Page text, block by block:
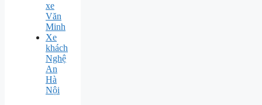
xe
Văn
Minh
Xe
khách
Nghệ
An
Hà
Nội